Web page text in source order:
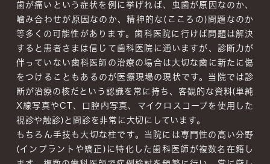
歯が痛いという症状を例に挙げれば、虫歯が原因なのか、
噛み合わせが原因なのか、精神的な(こころの)問題なのか
等多くの可能性があります。歯科医院に行けば問題は解決
すると患者さまは信じて歯科医院に通いますが、診断力が
伴っていない歯科医師の治療の場合は大切な歯に新たに傷
をつけることもあるのが医療現場の現状です。当院では診
断が治療の核だという認識を常に持ち、客観的な資料(単純
X線写真やCT、口腔内写真、マイクロスコープを使用した
視診や触診)と問診を非常に大切にしています。
もちろん手技も大切な柱です。当院には専門性の高い分野
(インプラントや矯正)に特化した歯科医師が複数名在籍し